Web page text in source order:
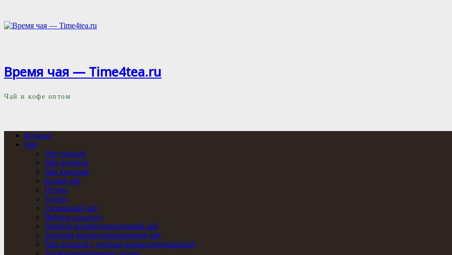
Время чая — Time4tea.ru
Чай и кофе оптом
Каталог
Чай
Чай чёрный
Чай зелёный
Чай красный
Белый чай
Пуэры
Улуны
Связанный чай
Чайные напитки
Черный ароматизированный чай
Зеленый ароматизированный чай
Чай зеленый с черным ароматизированный
Ароматизированные улуны